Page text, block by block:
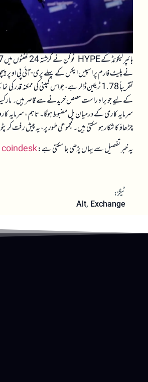
ہائپر لیکوئڈ کے HYPE ٹوکن نے گزشتہ 24 گھنٹوں میں 7 فیصد اضافہ دیکھا ہے، جو
نے پلیٹ فارم پر اسپیس ایکس کے پہلے پری-آئی پی او
تقریباً 1.78 ٹریلین ڈالر ہے، جو اس کمپنی کی
کے لیے جو براہ راست حصص خریدنے سے قاصر ہیں۔
سرمایہ کاری کے درمیان پل مضبوط ہوگا۔ تاہم، سرمایہ
چڑھاؤ کا شکار ہو سکتی ہیں۔ مجموعی طور پر، یہ پیش رفت
یہ خبر تفصیل سے یہاں پڑھی جا سکتی ہے:coindesk
ٹیگز:
Alt, Exchange